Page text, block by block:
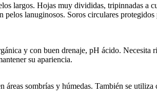
largos. Hojas muy divididas, tripinnadas a
lanuginosos. Soros circulares
y con buen drenaje, pH ácido.
su apariencia.
áreas sombrías y húmedas. También se